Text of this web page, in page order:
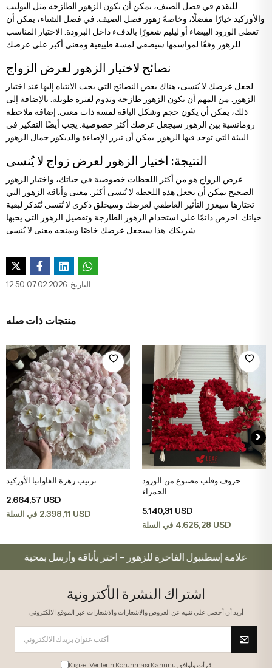
للتقدم في فصل الصيف، يمكن أن تكون الزهور الطازجة مثل التوليب
والأوركيد خيارًا مفضلًا، وخاصةً زهور فصل الصيف. في فصل الشتاء، يمكن أن
تعطي الورود البيضاء أو ليليم شعورًا بالدفء داخل البرودة. الاختيار المناسب
للزهور وفقًا لمواسمها سيضفي لمسة طبيعية ومعنى أكبر على عرضك.
نصائح لاختيار الزهور لعرض الزواج
لجعل عرضك لا يُنسى، هناك بعض النصائح التي يجب الانتباه إليها عند اختيار
الزهور. من المهم أن تكون الزهور طازجة وتدوم لفترة طويلة. بالإضافة إلى
ذلك، يمكن أن يكون حجم وشكل الباقة لمسة ذات معنى. إضافة ملاحظة
رومانسية بين الزهور سيجعل عرضك أكثر خصوصية. يجب أيضًا التفكير في
البيئة التي توجد فيها الزهور. يمكن أن تبرز الإضاءة والديكور جمال الزهور.
النتيجة: اختيار الزهور لعرض زواج لا يُنسى
عرض الزواج هو من أكثر اللحظات خصوصية في حياتك، واختيار الزهور
الصحيح يمكن أن يجعل هذه اللحظة لا تُنسى أكثر. معنى وأناقة الزهور التي
تختارها سيعزز التأثير العاطفي لعرضك وسيخلق ذكرى لا تُنسى تُتَذكر لبقية
حياتك. احرص دائمًا على استخدام الزهور الطازجة وتفضيل الزهور التي يحبها
شريكك. هذا سيجعل عرضك خاصًا ويمنحه معنى لا يُنسى.
التاريخ: 07.02.2026 12:50
منتجات ذات صله
اضف الى سلة التسوق
ترتيب زهرة الفاوانيا الأوركيد
2.664,57 USD
في السلة 2.398,11 USD
اضف الى سلة التسوق
حروف وقلب مصنوع من الورود
الحمراء
5.140,31 USD
في السلة 4.626,28 USD
علامة إسطنبول الفاخرة للزهور – اختر بأناقة وأرسل بمحبة
اشتراك النشرة الأكترونية
أريد أن أحصل على تنبيه عن العروض والاشعارات والاشعارات عبر الموقع الالكتروني
Kişisel Verilerin Korunması Kanunu قرأت وأوافق